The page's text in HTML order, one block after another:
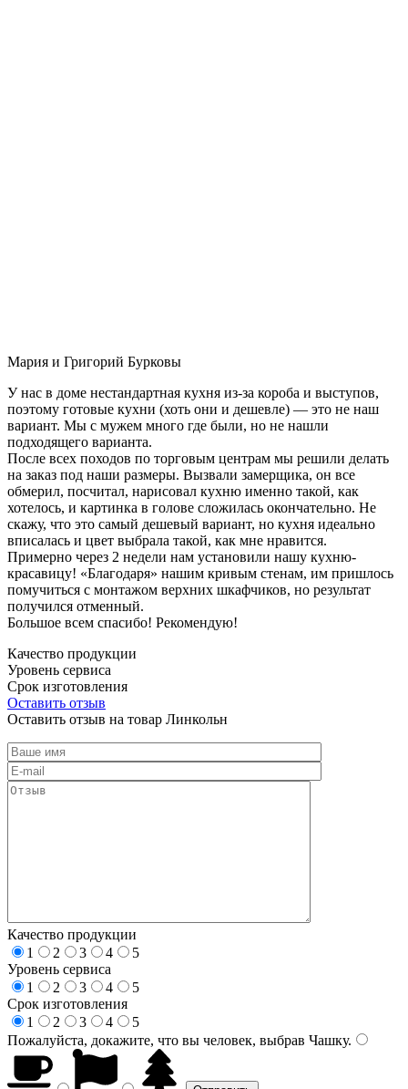
Мария и Григорий Бурковы
У нас в доме нестандартная кухня из-за короба и выступов,
поэтому готовые кухни (хоть они и дешевле) — это не наш
вариант. Мы с мужем много где были, но не нашли
подходящего варианта.
После всех походов по торговым центрам мы решили делать
на заказ под наши размеры. Вызвали замерщика, он все
обмерил, посчитал, нарисовал кухню именно такой, как
хотелось, и картинка в голове сложилась окончательно. Не
скажу, что это самый дешевый вариант, но кухня идеально
вписалась и цвет выбрала такой, как мне нравится.
Примерно через 2 недели нам установили нашу кухню-
красавицу! «Благодаря» нашим кривым стенам, им пришлось
помучиться с монтажом верхних шкафчиков, но результат
получился отменный.
Большое всем спасибо! Рекомендую!
Качество продукции
Уровень сервиса
Срок изготовления
Оставить отзыв
Оставить отзыв на товар Линкольн
Качество продукции
1
2 3 4
5
Уровень сервиса
1
2 3 4
5
Срок изготовления
1
2 3 4
5
Пожалуйста, докажите, что вы человек, выбрав Чашку.